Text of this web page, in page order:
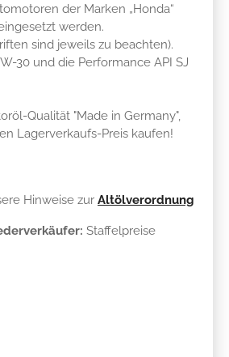
der Marken „Honda“
werden.
sind jeweils zu beachten).
30 und die Performance API SJ
Qualität "Made in Germany",
Lagerverkaufs-Preis kaufen!
Hinweise zur Altölverordnung
Staffelpreise